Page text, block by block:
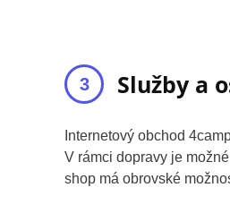
Služby a
Internetový obchod
V rámci dopravy je
shop má obrovské